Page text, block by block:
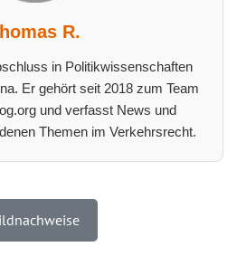
R.
in Politikwissenschaften
Er gehört seit 2018 zum Team
und verfasst News und
Themen im Verkehrsrecht.